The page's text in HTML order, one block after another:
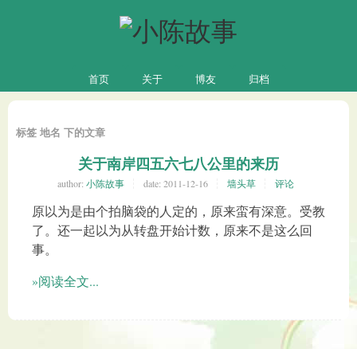
首页 关于 博友 归档
标签 地名 下的文章
关于南岸四五六七八公里的来历
author: 小陈故事 date: 2011-12-16 墙头草 评论
原以为是由个拍脑袋的人定的，原来蛮有深意。受教
了。还一起以为从转盘开始计数，原来不是这么回
事。
»阅读全文...